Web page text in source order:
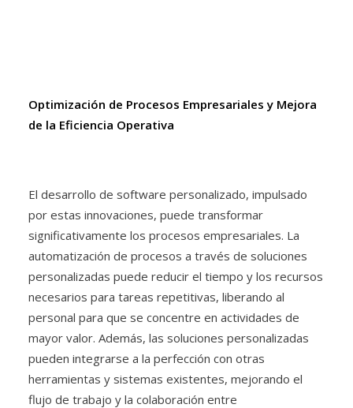
Optimización de Procesos Empresariales y Mejora
de la Eficiencia Operativa
El desarrollo de software personalizado, impulsado
por estas innovaciones, puede transformar
significativamente los procesos empresariales. La
automatización de procesos a través de soluciones
personalizadas puede reducir el tiempo y los recursos
necesarios para tareas repetitivas, liberando al
personal para que se concentre en actividades de
mayor valor. Además, las soluciones personalizadas
pueden integrarse a la perfección con otras
herramientas y sistemas existentes, mejorando el
flujo de trabajo y la colaboración entre